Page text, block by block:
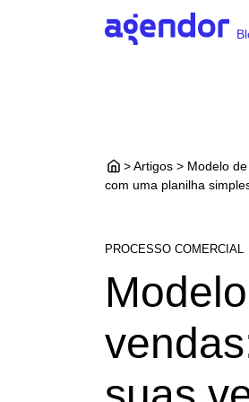
> Artigos > Modelo
com uma planilha
PROCESSO COMERCIAL